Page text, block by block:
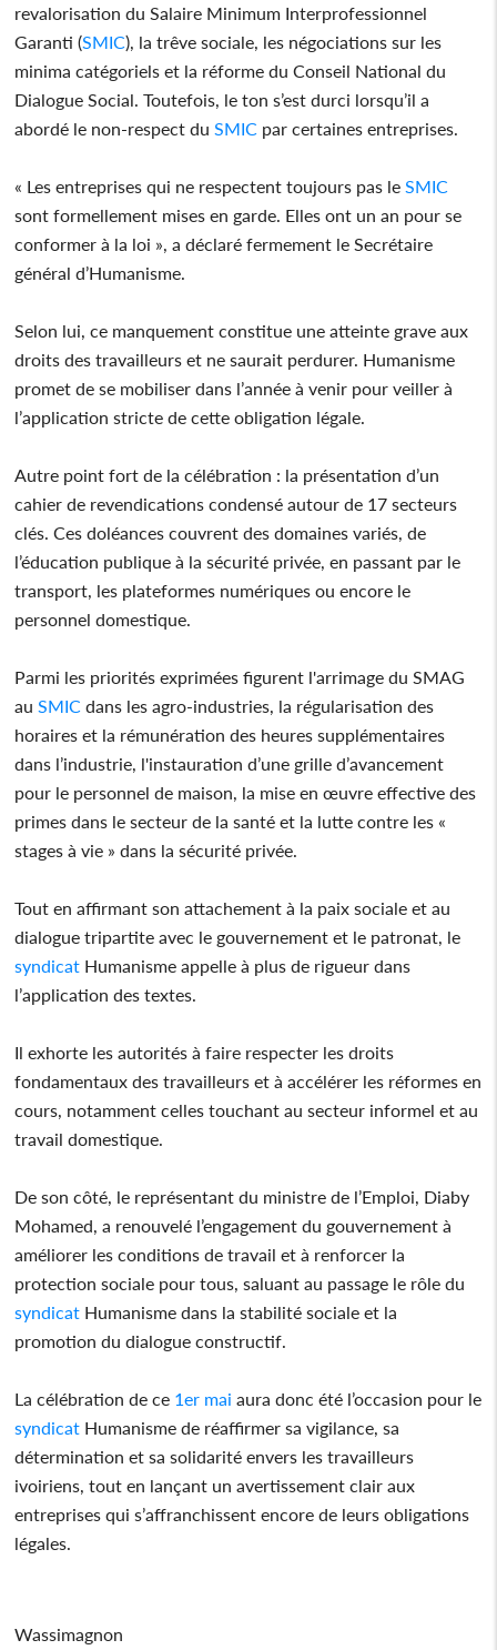
revalorisation du Salaire Minimum Interprofessionnel
Garanti (SMIC), la trêve sociale, les négociations sur les
minima catégoriels et la réforme du Conseil National du
Dialogue Social. Toutefois, le ton s’est durci lorsqu’il a
abordé le non-respect du SMIC par certaines entreprises.
« Les entreprises qui ne respectent toujours pas le SMIC
sont formellement mises en garde. Elles ont un an pour se
conformer à la loi », a déclaré fermement le Secrétaire
général d’Humanisme.
Selon lui, ce manquement constitue une atteinte grave aux
droits des travailleurs et ne saurait perdurer. Humanisme
promet de se mobiliser dans l’année à venir pour veiller à
l’application stricte de cette obligation légale.
Autre point fort de la célébration : la présentation d’un
cahier de revendications condensé autour de 17 secteurs
clés. Ces doléances couvrent des domaines variés, de
l’éducation publique à la sécurité privée, en passant par le
transport, les plateformes numériques ou encore le
personnel domestique.
Parmi les priorités exprimées figurent l'arrimage du SMAG
au SMIC dans les agro-industries, la régularisation des
horaires et la rémunération des heures supplémentaires
dans l’industrie, l'instauration d’une grille d’avancement
pour le personnel de maison, la mise en œuvre effective des
primes dans le secteur de la santé et la lutte contre les «
stages à vie » dans la sécurité privée.
Tout en affirmant son attachement à la paix sociale et au
dialogue tripartite avec le gouvernement et le patronat, le
syndicat Humanisme appelle à plus de rigueur dans
l’application des textes.
Il exhorte les autorités à faire respecter les droits
fondamentaux des travailleurs et à accélérer les réformes en
cours, notamment celles touchant au secteur informel et au
travail domestique.
De son côté, le représentant du ministre de l’Emploi, Diaby
Mohamed, a renouvelé l’engagement du gouvernement à
améliorer les conditions de travail et à renforcer la
protection sociale pour tous, saluant au passage le rôle du
syndicat Humanisme dans la stabilité sociale et la
promotion du dialogue constructif.
La célébration de ce 1er mai aura donc été l’occasion pour le
syndicat Humanisme de réaffirmer sa vigilance, sa
détermination et sa solidarité envers les travailleurs
ivoiriens, tout en lançant un avertissement clair aux
entreprises qui s’affranchissent encore de leurs obligations
légales.
Wassimagnon